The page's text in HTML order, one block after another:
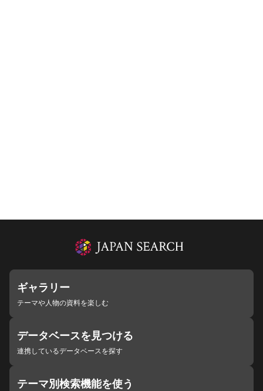
ギャラリー
テーマや人物の資料を楽しむ
データベースを見つける
連携しているデータベースを探す
テーマ別検索機能を使う